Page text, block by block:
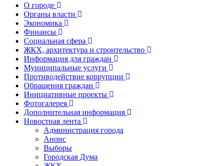
О городе
Органы власти
Экономика
Финансы
Социальная сфера
ЖКХ, архитектура и строительство
Информация для граждан
Муниципальные услуги
Противодействие коррупции
Обращения граждан
Инициативные проекты
Фотогалерея
Дополнительная информация
Новостная лента
Администрация города
Анонс
Выборы
Городская Дума